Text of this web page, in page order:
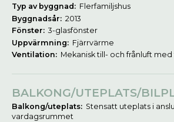
Typ av byggnad: Flerfamiljshus
Byggnadsår: 2013
Fönster: 3-glasfönster
Uppvärmning: Fjärrvärme
Ventilation: Mekanisk till- och frånluft
BALKONG/UTEPLATS/
Balkong/uteplats: Stensatt uteplats i
vardagsrummet